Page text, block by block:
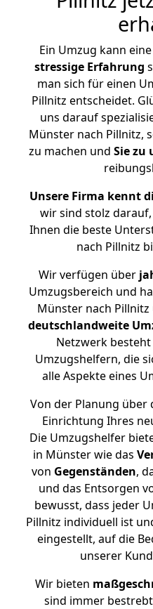
Ein Umzug kann
stressige Erfahrung
man sich für einen
Pillnitz entscheidet.
uns darauf
Münster nach Pillnitz,
zu machen und Sie zu
Unsere Firma kennt
wir sind stolz
Ihnen die beste
nach Pillnitz
Wir verfügen über
Umzugsbereich und
Münster nach
deutschlandweite
Netzwerk
Umzugshelfern, die
alle Aspekte eines
Von der Planung über
Einrichtung Ihres
Die Umzugshelfer
in Münster wie das
von Gegenständen,
und das Entsorgen
bewusst, dass jeder
Pillnitz individuell ist
eingestellt, auf die
unserer
Wir bieten
sind immer